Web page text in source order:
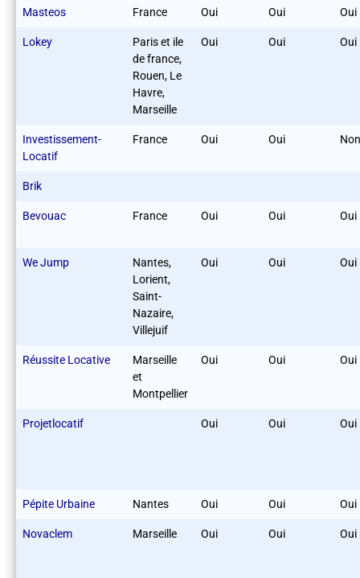
Masteos France Oui Oui Oui
Lokey
Paris et ile
de france,
Rouen, Le
Havre,
Marseille
Oui Oui Oui
Investissement-
Locatif
France Oui Oui Non
Brik
Bevouac France Oui Oui Oui
We Jump
Nantes,
Lorient,
Saint-
Nazaire,
Villejuif
Oui Oui Oui
Réussite Locative
Marseille
et
Montpellier
Oui Oui Oui
Projetlocatif Oui Oui Oui
Pépite Urbaine Nantes Oui Oui Oui
Novaclem Marseille Oui Oui Oui